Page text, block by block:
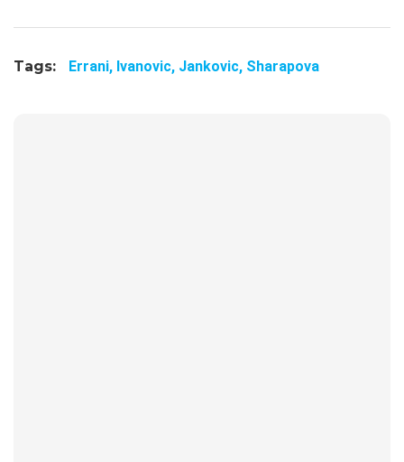
Tags: Errani, Ivanovic, Jankovic, Sharapova